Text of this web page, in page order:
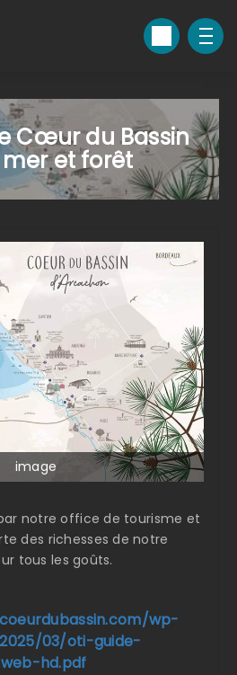
Cœur du Bassin
et forêt
image
notre office de tourisme et
des richesses de notre
tous les goûts.
wp-
03/oti-guide-
hd.pdf